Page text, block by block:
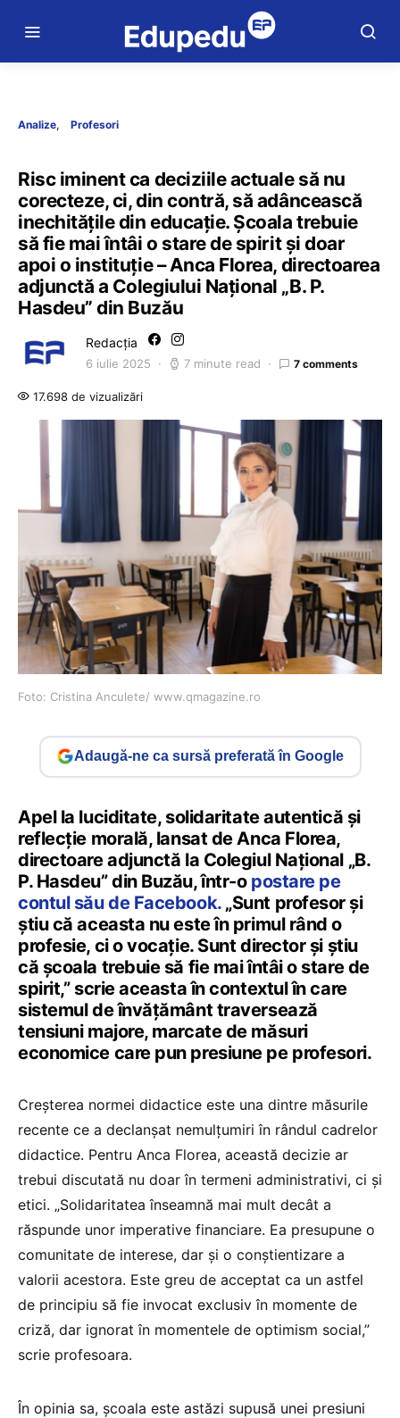
Analize Profesori
Risc iminent ca deciziile actuale să nu
corecteze, ci, din contră, să adâncească
inechitățile din educație. Școala trebuie
să fie mai întâi o stare de spirit și doar
apoi o instituție – Anca Florea, directoarea
adjunctă a Colegiului Național „B. P.
Hasdeu” din Buzău
Redacția
6 iulie 2025 7 minute read 7 comments
17.698 de vizualizări
Foto: Cristina Anculete/ www.qmagazine.ro
Adaugă-ne ca sursă preferată în Google
Apel la luciditate, solidaritate autentică și
reflecție morală, lansat de Anca Florea,
directoare adjunctă la Colegiul Național „B.
P. Hasdeu” din Buzău, într-o postare pe
contul său de Facebook.„Sunt profesor și
știu că aceasta nu este în primul rând o
profesie, ci o vocație. Sunt director și știu
că școala trebuie să fie mai întâi o stare de
spirit,” scrie aceasta în contextul în care
sistemul de învățământ traversează
tensiuni majore, marcate de măsuri
economice care pun presiune pe profesori.
Creșterea normei didactice este una dintre măsurile
recente ce a declanșat nemulțumiri în rândul cadrelor
didactice. Pentru Anca Florea, această decizie ar
trebui discutată nu doar în termeni administrativi, ci și
etici. „Solidaritatea înseamnă mai mult decât a
răspunde unor imperative financiare. Ea presupune o
comunitate de interese, dar și o conștientizare a
valorii acestora. Este greu de acceptat ca un astfel
de principiu să fie invocat exclusiv în momente de
criză, dar ignorat în momentele de optimism social,”
scrie profesoara.
În opinia sa, școala este astăzi supusă unei presiuni